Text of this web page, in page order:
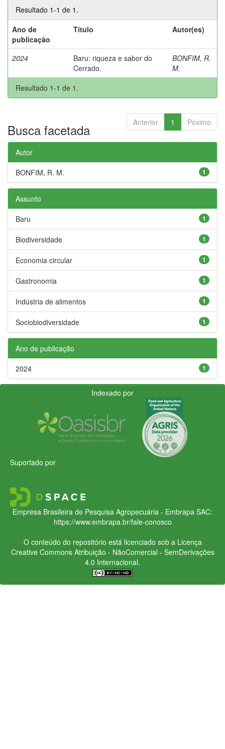
Resultado 1-1 de 1.
Ano de
publicação
Título Autor(es)
2024
Baru: riqueza e sabor do
Cerrado.
BONFIM, R.
M.
Resultado 1-1 de 1.
Anterior 1 Póximo
Busca facetada
Autor
1
BONFIM, R. M.
Assunto
1
Baru
1
Biodiversidade
1
Economia circular
1
Gastronomia
1
Indústria de alimentos
1
Sociobiodiversidade
Ano de publicação
1
2024
Indexado por
Suportado por
Empresa Brasileira de Pesquisa Agropecuária - Embrapa SAC:
https://www.embrapa.br/fale-conosco
O conteúdo do repositório está licenciado sob a Licença
Creative CommonsAtribuição - NãoComercial - SemDerivações
4.0 Internacional.